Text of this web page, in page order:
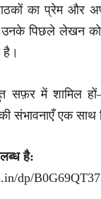
का प्रेम और
उनके पिछले लेखन
है।
सफ़र में शामिल
संभावनाएँ एक साथ
है:
dp/